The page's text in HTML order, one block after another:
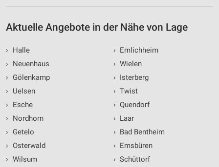
Aktuelle Angebote in der Nähe von Lage
›
Halle
›
Neuenhaus
›
Gölenkamp
›
Uelsen
›
Esche
›
Nordhorn
›
Getelo
›
Osterwald
› Wilsum
› Emlichheim
› Wielen
› Isterberg
› Twist
› Quendorf
› Laar
› Bad Bentheim
› Emsbüren
› Schüttorf